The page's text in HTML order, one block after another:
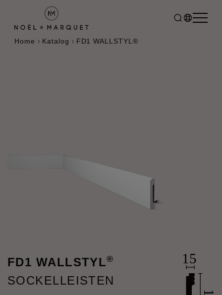
Home Katalog FD1 WALLSTYL®
FD1 WALLSTYL®
SOCKELLEISTEN